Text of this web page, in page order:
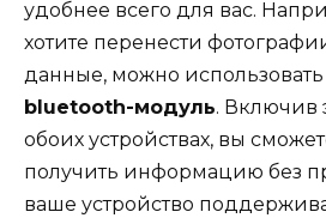
удобнее всего для вас.
хотите перенести
данные, можно использовать
bluetooth-модуль. Включив
обоих устройствах, вы
получить информацию без
ваше устройство